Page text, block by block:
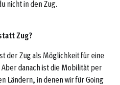
nicht in den Zug.
Zug?
der Zug als Möglichkeit für eine
danach ist die Mobilität per
Ländern, in denen wir für Going